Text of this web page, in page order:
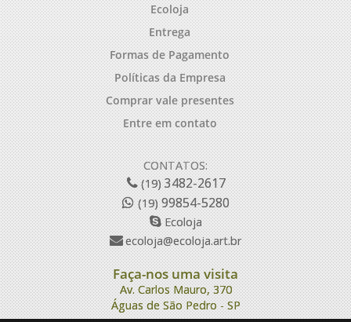
Ecoloja
Entrega
Formas de Pagamento
Políticas da Empresa
Comprar vale presentes
Entre em contato
CONTATOS:
(19)3482-2617
(19)99854-5280
Ecoloja
ecoloja@ecoloja.art.br
Faça-nos uma visita
Av. Carlos Mauro, 370
Águas de São Pedro - SP